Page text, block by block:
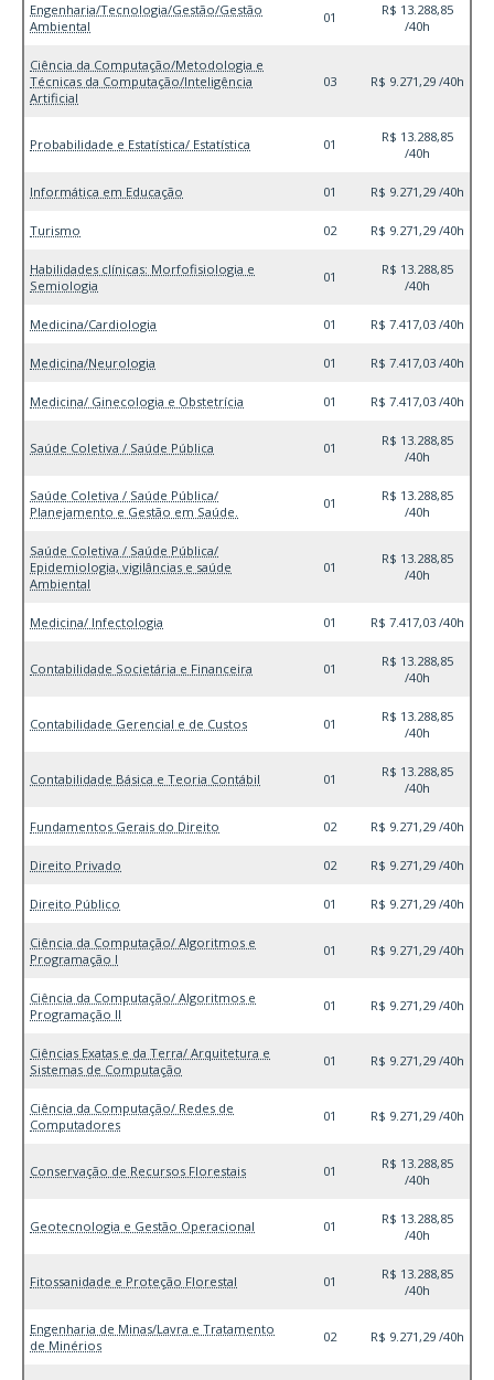
Engenharia/Tecnologia/Gestão/Gestão
Ambiental
01
R$ 13.288,85
/40h
Ciência da Computação/Metodologia e
Técnicas da Computação/Inteligência
Artificial
03 R$ 9.271,29 /40h
Probabilidade e Estatística/ Estatística 01
R$ 13.288,85
/40h
Informática em Educação 01 R$ 9.271,29 /40h
Turismo 02 R$ 9.271,29 /40h
Habilidades clínicas: Morfofisiologia e
Semiologia
01
R$ 13.288,85
/40h
Medicina/Cardiologia 01 R$ 7.417,03 /40h
Medicina/Neurologia 01 R$ 7.417,03 /40h
Medicina/ Ginecologia e Obstetrícia 01 R$ 7.417,03 /40h
Saúde Coletiva / Saúde Pública 01
R$ 13.288,85
/40h
Saúde Coletiva / Saúde Pública/
Planejamento e Gestão em Saúde.
01
R$ 13.288,85
/40h
Saúde Coletiva / Saúde Pública/
Epidemiologia, vigilâncias e saúde
Ambiental
01
R$ 13.288,85
/40h
Medicina/ Infectologia 01 R$ 7.417,03 /40h
Contabilidade Societária e Financeira 01
R$ 13.288,85
/40h
Contabilidade Gerencial e de Custos 01
R$ 13.288,85
/40h
Contabilidade Básica e Teoria Contábil 01
R$ 13.288,85
/40h
Fundamentos Gerais do Direito 02 R$ 9.271,29 /40h
Direito Privado 02 R$ 9.271,29 /40h
Direito Público 01 R$ 9.271,29 /40h
Ciência da Computação/ Algoritmos e
Programação I
01 R$ 9.271,29 /40h
Ciência da Computação/ Algoritmos e
Programação II
01 R$ 9.271,29 /40h
Ciências Exatas e da Terra/ Arquitetura e
Sistemas de Computação
01 R$ 9.271,29 /40h
Ciência da Computação/ Redes de
Computadores
01 R$ 9.271,29 /40h
Conservação de Recursos Florestais 01
R$ 13.288,85
/40h
Geotecnologia e Gestão Operacional 01
R$ 13.288,85
/40h
Fitossanidade e Proteção Florestal 01
R$ 13.288,85
/40h
Engenharia de Minas/Lavra e Tratamento
de Minérios
02 R$ 9.271,29 /40h